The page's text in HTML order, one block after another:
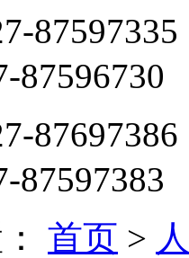
87597335
87697386
首页 >